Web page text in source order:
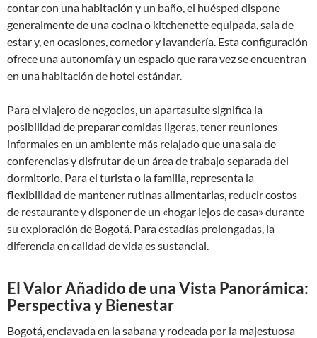
contar con una habitación y un baño, el huésped dispone
generalmente de una cocina o kitchenette equipada, sala de
estar y, en ocasiones, comedor y lavandería. Esta configuración
ofrece una autonomía y un espacio que rara vez se encuentran
en una habitación de hotel estándar.
Para el viajero de negocios, un apartasuite significa la
posibilidad de preparar comidas ligeras, tener reuniones
informales en un ambiente más relajado que una sala de
conferencias y disfrutar de un área de trabajo separada del
dormitorio. Para el turista o la familia, representa la
flexibilidad de mantener rutinas alimentarias, reducir costos
de restaurante y disponer de un «hogar lejos de casa» durante
su exploración de Bogotá. Para estadías prolongadas, la
diferencia en calidad de vida es sustancial.
El Valor Añadido de una Vista Panorámica:
Perspectiva y Bienestar
Bogotá, enclavada en la sabana y rodeada por la majestuosa